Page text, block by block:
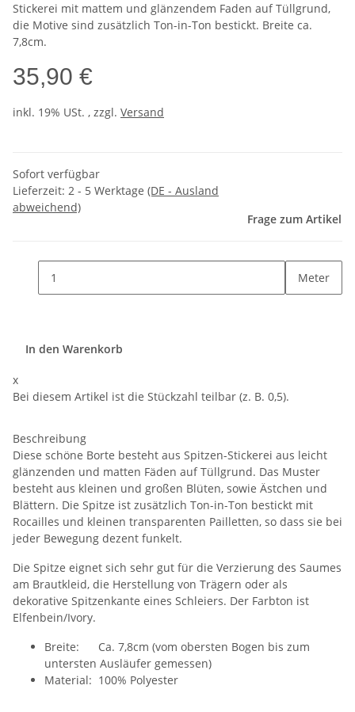
Stickerei mit mattem und glänzendem Faden auf Tüllgrund,
die Motive sind zusätzlich Ton-in-Ton bestickt. Breite ca.
7,8cm.
35,90 €
inkl. 19% USt. , zzgl. Versand
Sofort verfügbar
Lieferzeit: 2 - 5 Werktage (DE - Ausland
abweichend)
Frage zum Artikel
Meter
In den Warenkorb
x
Bei diesem Artikel ist die Stückzahl teilbar (z. B. 0,5).
Beschreibung
Diese schöne Borte besteht aus Spitzen-Stickerei aus leicht
glänzenden und matten Fäden auf Tüllgrund. Das Muster
besteht aus kleinen und großen Blüten, sowie Ästchen und
Blättern. Die Spitze ist zusätzlich Ton-in-Ton bestickt mit
Rocailles und kleinen transparenten Pailletten, so dass sie bei
jeder Bewegung dezent funkelt.
Die Spitze eignet sich sehr gut für die Verzierung des Saumes
am Brautkleid, die Herstellung von Trägern oder als
dekorative Spitzenkante eines Schleiers. Der Farbton ist
Elfenbein/Ivory.
Breite: Ca. 7,8cm (vom obersten Bogen bis zum
untersten Ausläufer gemessen)
Material: 100% Polyester